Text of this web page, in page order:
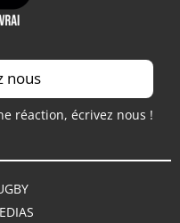
nous
réaction, écrivez nous !